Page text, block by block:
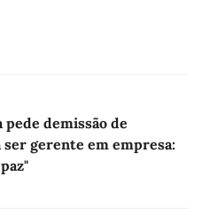
demissão de
gerente em empresa: